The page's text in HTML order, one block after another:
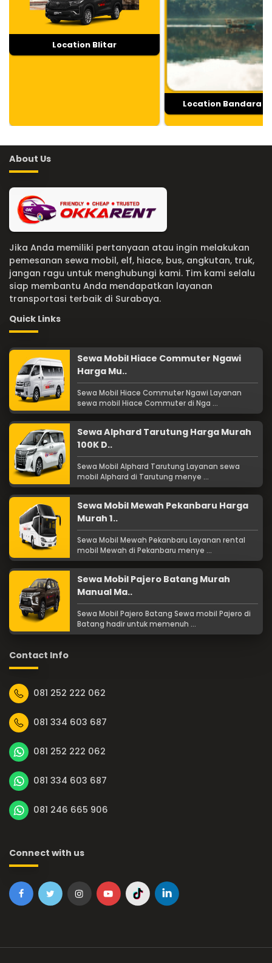
Location Blitar
Location Bandara
About Us
Jika Anda memiliki pertanyaan atau ingin melakukan
pemesanan sewa mobil, elf, hiace, bus, angkutan, truk,
jangan ragu untuk menghubungi kami. Tim kami selalu
siap membantu Anda mendapatkan layanan
transportasi terbaik di Surabaya.
Quick Links
Sewa Mobil Hiace Commuter Ngawi
Harga Mu..
Sewa Mobil Hiace Commuter Ngawi Layanan
sewa mobil Hiace Commuter di Nga ...
Sewa Alphard Tarutung Harga Murah
100K D..
Sewa Mobil Alphard Tarutung Layanan sewa
mobil Alphard di Tarutung menye ...
Sewa Mobil Mewah Pekanbaru Harga
Murah 1..
Sewa Mobil Mewah Pekanbaru Layanan rental
mobil Mewah di Pekanbaru menye ...
Sewa Mobil Pajero Batang Murah
Manual Ma..
Sewa Mobil Pajero Batang Sewa mobil Pajero di
Batang hadir untuk memenuh ...
Contact Info
081 252 222 062
081 334 603 687
081 252 222 062
081 334 603 687
081 246 665 906
Connect with us